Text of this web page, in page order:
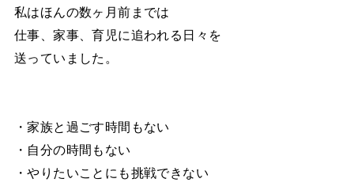
私はほんの数ヶ月前までは
仕事、家事、育児に追われる日々を
送っていました。
・家族と過ごす時間もない
・自分の時間もない
・やりたいことにも挑戦できない